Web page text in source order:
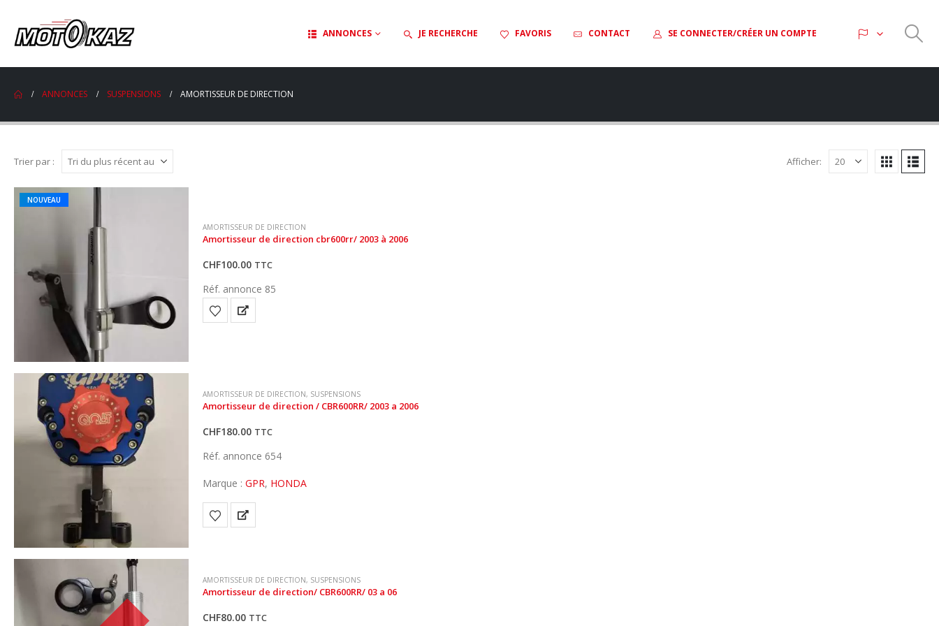
ANNONCES JE RECHERCHE FAVORIS CONTACT SE CONNECTER/CRÉER UN COMPTE
ANNONCES SUSPENSIONS AMORTISSEUR DE DIRECTION
Trier par : Afficher:
NOUVEAU
AMORTISSEUR DE DIRECTION
Amortisseur de direction cbr600rr/ 2003 à 2006
CHF100.00 TTC
Réf. annonce 85
AMORTISSEUR DE DIRECTION, SUSPENSIONS
Amortisseur de direction / CBR600RR/ 2003 a 2006
CHF180.00 TTC
Réf. annonce 654
Marque : GPR, HONDA
AMORTISSEUR DE DIRECTION, SUSPENSIONS
Amortisseur de direction/ CBR600RR/ 03 a 06
CHF80.00 TTC